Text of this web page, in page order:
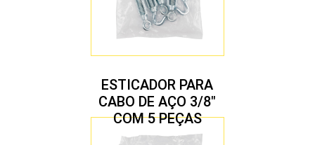
ESTICADOR PARA
CABO DE AÇO 3/8″
COM 5 PEÇAS